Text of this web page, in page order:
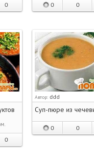
0 0 0
0
Автор: ddd
Суп-пюре из
0 0